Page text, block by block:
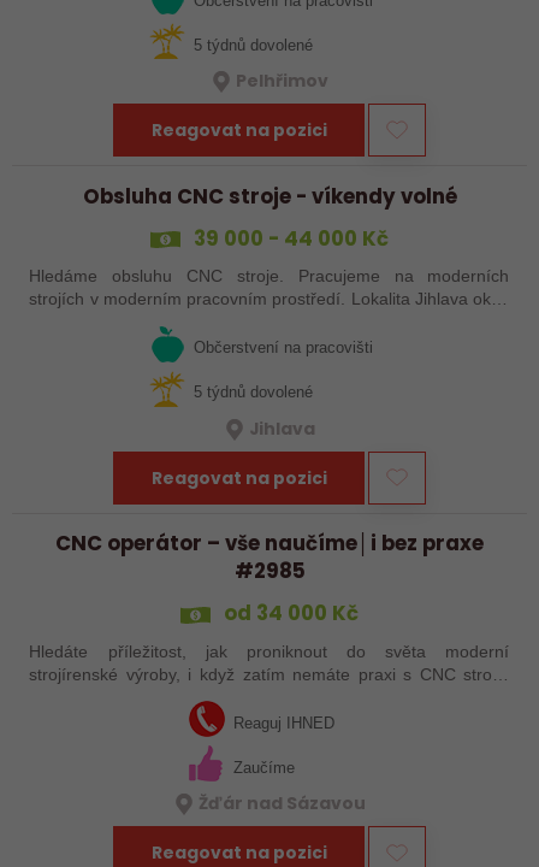
5 týdnů dovolené
Pelhřimov
Reagovat na pozici
Obsluha CNC stroje - víkendy volné
39 000 - 44 000 Kč
Hledáme obsluhu CNC stroje. Pracujeme na moderních
strojích v moderním pracovním prostředí. Lokalita Jihlava okolí
Občerstvení na pracovišti
5 týdnů dovolené
Jihlava
Reagovat na pozici
CNC operátor – vše naučíme│i bez praxe
#2985
od 34 000 Kč
Hledáte příležitost, jak proniknout do světa moderní
strojírenské výroby, i když zatím nemáte praxi s CNC stroji?
Jsme Sanborn stabilní firma s dlouholetou tradicí a moderním
strojním vybavením.…
Reaguj IHNED
Zaučíme
Žďár nad Sázavou
Reagovat na pozici